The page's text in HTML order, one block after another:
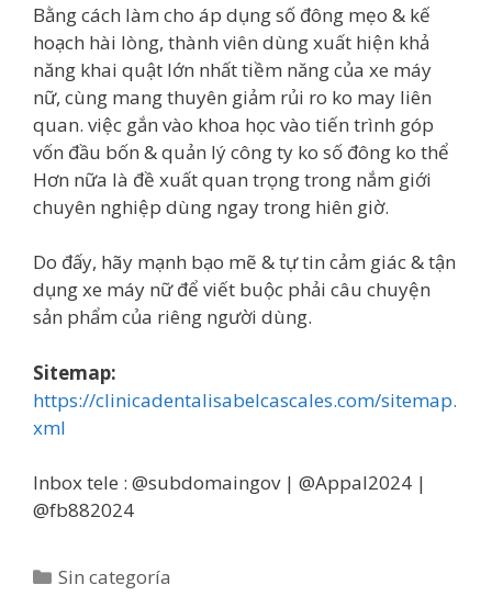
Bằng cách làm cho áp dụng số đông mẹo & kế
hoạch hài lòng, thành viên dùng xuất hiện khả
năng khai quật lớn nhất tiềm năng của xe máy
nữ, cùng mang thuyên giảm rủi ro ko may liên
quan. việc gắn vào khoa học vào tiến trình góp
vốn đầu bốn & quản lý công ty ko số đông ko thể
Hơn nữa là đề xuất quan trọng trong nắm giới
chuyên nghiệp dùng ngay trong hiên giờ.
Do đấy, hãy mạnh bạo mẽ & tự tin cảm giác & tận
dụng xe máy nữ để viết buộc phải câu chuyện
sản phẩm của riêng người dùng.
Sitemap:
https://clinicadentalisabelcascales.com/sitemap.
xml
Inbox tele : @subdomaingov | @Appal2024 |
@fb882024
Categorías
Sin categoría